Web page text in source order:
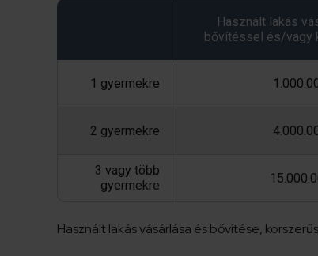
Használt lakás
bővítéssel és/vagy
1 gyermekre
2 gyermekre
3 vagy több
gyermekre
Használt lakás vásárlása és bővítése,